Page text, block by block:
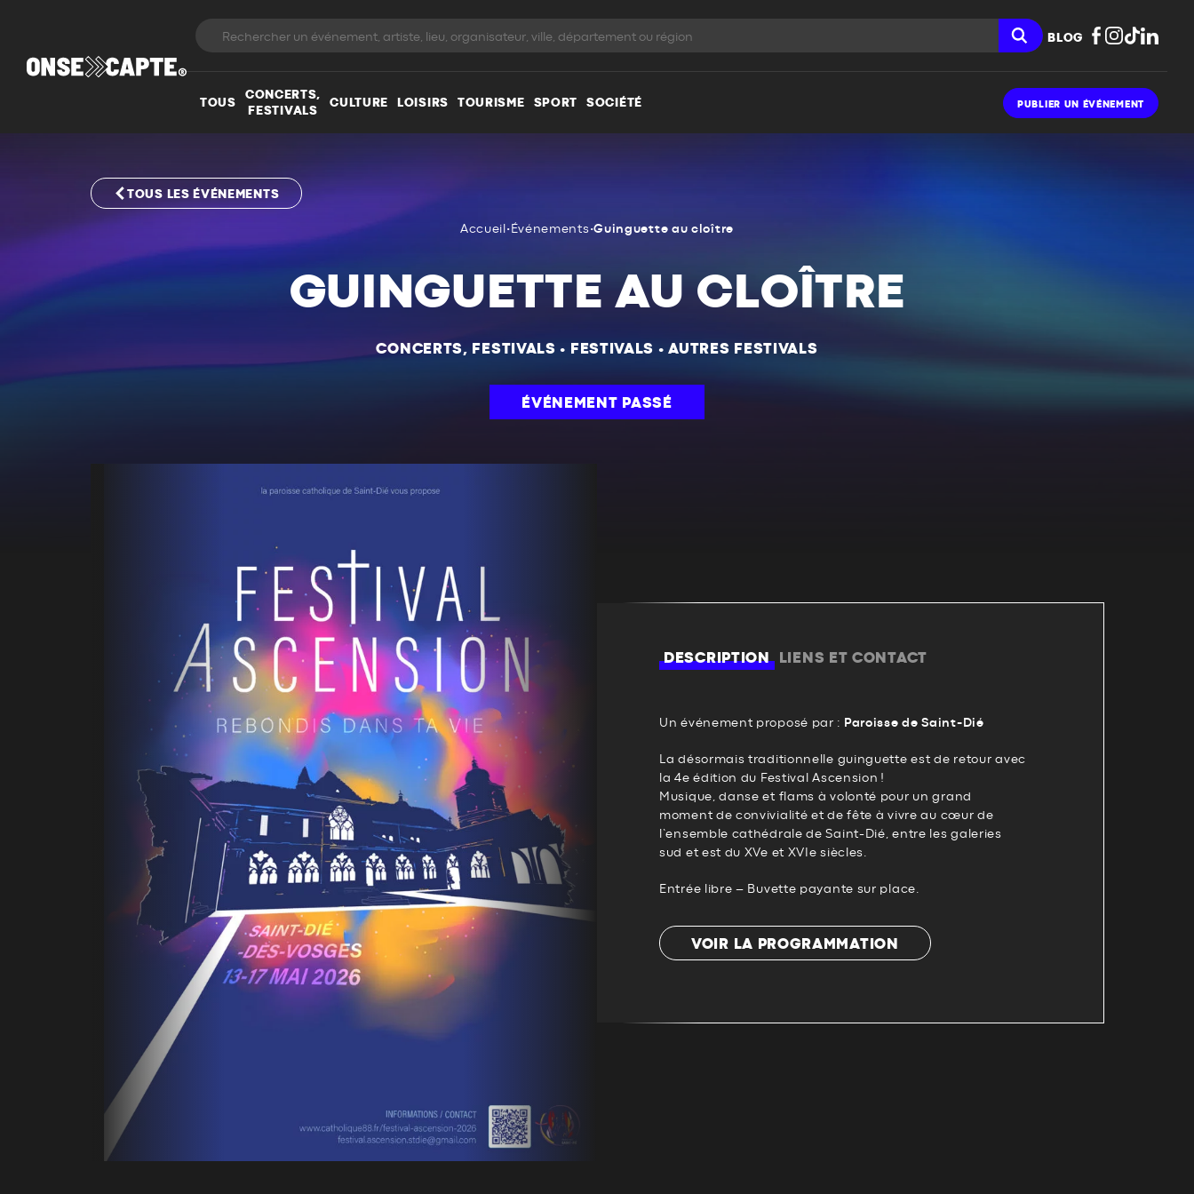
BLOG
TOUS
CONCERTS,
FESTIVALS
CULTURE LOISIRS TOURISME SPORT SOCIÉTÉ PUBLIER UN ÉVÉNEMENT
TOUS LES ÉVÉNEMENTS
Accueil • Événements•Guinguette au cloître
GUINGUETTE AU CLOÎTRE
CONCERTS, FESTIVALS • FESTIVALS •AUTRES FESTIVALS
ÉVÉNEMENT PASSÉ
DESCRIPTION LIENS ET CONTACT
Un événement proposé par : Paroisse de Saint-Dié
La désormais traditionnelle guinguette est de retour avec
la 4e édition du Festival Ascension !
Musique, danse et flams à volonté pour un grand
moment de convivialité et de fête à vivre au cœur de
l’ensemble cathédrale de Saint-Dié, entre les galeries
sud et est du XVe et XVIe siècles.
Entrée libre – Buvette payante sur place.
VOIR LA PROGRAMMATION